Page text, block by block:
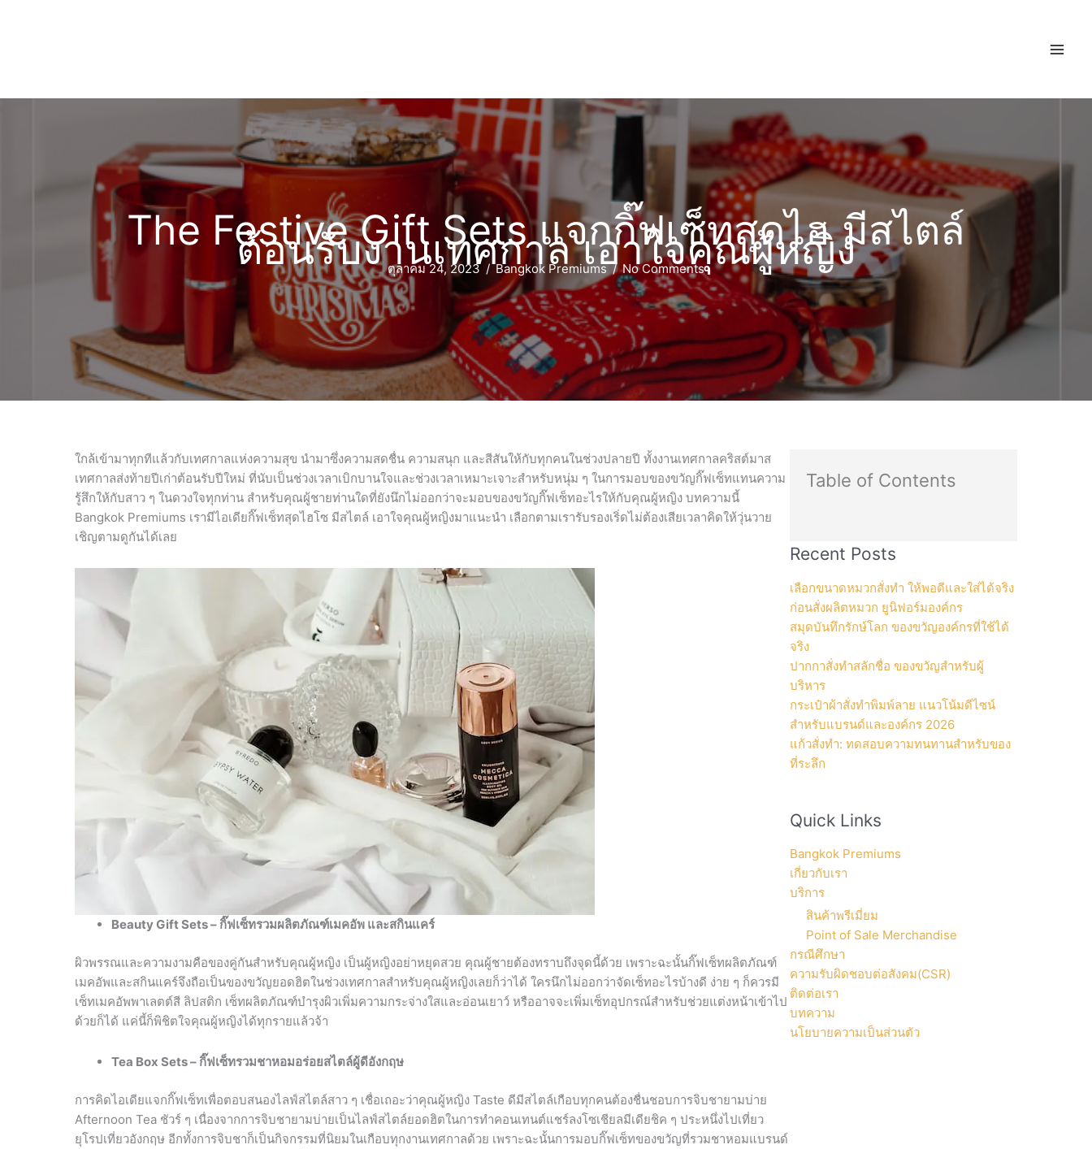
The Festive Gift Sets แจกกิ๊ฟเซ็ทสุดไฮ มีสไตล์
ต้อนรับงานเทศกาล เอาใจคุณผู้หญิง
ตุลาคม 24, 2023 / Bangkok Premiums/ No Comments
ใกล้เข้ามาทุกทีแล้วกับเทศกาลแห่งความสุข นำมาซึ่งความสดชื่น ความสนุก และสีสันให้กับทุกคนในช่วงปลายปี ทั้งงานเทศกาลคริสต์มาส
เทศกาลส่งท้ายปีเก่าต้อนรับปีใหม่ ที่นับเป็นช่วงเวลาเบิกบานใจและช่วงเวลาเหมาะเจาะสำหรับหนุ่ม ๆ ในการมอบของขวัญกิ๊ฟเซ็ทแทนความ
รู้สึกให้กับสาว ๆ ในดวงใจทุกท่าน สำหรับคุณผู้ชายท่านใดที่ยังนึกไม่ออกว่าจะมอบของขวัญกิ๊ฟเซ็ทอะไรให้กับคุณผู้หญิง บทความนี้
Bangkok Premiums เรามีไอเดียกิ๊ฟเซ็ทสุดไฮโซ มีสไตล์ เอาใจคุณผู้หญิงมาแนะนำ เลือกตามเรารับรองเริ่ดไม่ต้องเสียเวลาคิดให้วุ่นวาย
เชิญตามดูกันได้เลย
Beauty Gift Sets – กิ๊ฟเซ็ทรวมผลิตภัณฑ์เมคอัพ และสกินแคร์
ผิวพรรณและความงามคือของคู่กันสำหรับคุณผู้หญิง เป็นผู้หญิงอย่าหยุดสวย คุณผู้ชายต้องทราบถึงจุดนี้ด้วย เพราะฉะนั้นกิ๊ฟเซ็ทผลิตภัณฑ์
เมคอัพและสกินแคร์จึงถือเป็นของขวัญยอดฮิตในช่วงเทศกาลสำหรับคุณผู้หญิงเลยก็ว่าได้ ใครนึกไม่ออกว่าจัดเซ็ทอะไรบ้างดี ง่าย ๆ ก็ควรมี
เซ็ทเมคอัพพาเลตต์สี ลิปสติก เซ็ทผลิตภัณฑ์บำรุงผิวเพิ่มความกระจ่างใสและอ่อนเยาว์ หรืออาจจะเพิ่มเซ็ทอุปกรณ์สำหรับช่วยแต่งหน้าเข้าไป
ด้วยก็ได้ แค่นี้ก็พิชิตใจคุณผู้หญิงได้ทุกรายแล้วจ้า
Tea Box Sets – กิ๊ฟเซ็ทรวมชาหอมอร่อยสไตล์ผู้ดีอังกฤษ
การคิดไอเดียแจกกิ๊ฟเซ็ทเพื่อตอบสนองไลฟ์สไตล์สาว ๆ เชื่อเถอะว่าคุณผู้หญิง Taste ดีมีสไตล์เกือบทุกคนต้องชื่นชอบการจิบชายามบ่าย
Afternoon Tea ชัวร์ ๆ เนื่องจากการจิบชายามบ่ายเป็นไลฟ์สไตล์ยอดฮิตในการทำคอนเทนต์แชร์ลงโซเชียลมีเดียชิค ๆ ประหนึ่งไปเที่ยว
ยุโรปเที่ยวอังกฤษ อีกทั้งการจิบชาก็เป็นกิจกรรมที่นิยมในเกือบทุกงานเทศกาลด้วย เพราะฉะนั้นการมอบกิ๊ฟเซ็ทของขวัญที่รวมชาหอมแบรนด์
Table of Contents
Recent Posts
เลือกขนาดหมวกสั่งทำ ให้พอดีและใส่ได้จริง
ก่อนสั่งผลิตหมวก ยูนิฟอร์มองค์กร
สมุดบันทึกรักษ์โลก ของขวัญองค์กรที่ใช้ได้
จริง
ปากกาสั่งทำสลักชื่อ ของขวัญสำหรับผู้
บริหาร
กระเป๋าผ้าสั่งทำพิมพ์ลาย แนวโน้มดีไซน์
สำหรับแบรนด์และองค์กร 2026
แก้วสั่งทำ: ทดสอบความทนทานสำหรับของ
ที่ระลึก
Quick Links
Bangkok Premiums
เกี่ยวกับเรา
บริการ
สินค้าพรีเมี่ยม
Point of Sale Merchandise
กรณีศึกษา
ความรับผิดชอบต่อสังคม(CSR)
ติดต่อเรา
บทความ
นโยบายความเป็นส่วนตัว